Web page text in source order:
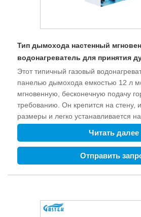
Тип дымохода настенный
водонагреватель для принятия
Этот типичный газовый
панелью дымохода емкостью 12 л
мгновенную, бесконечную подачу
требованию. Он крепится на стену,
размеры и легко устанавливается
пространстве. Защита от
зажигания, защита от замерзания,
и т. д. могут обеспечить
дымохода настенный мгновенный
Читать далее
Отправить